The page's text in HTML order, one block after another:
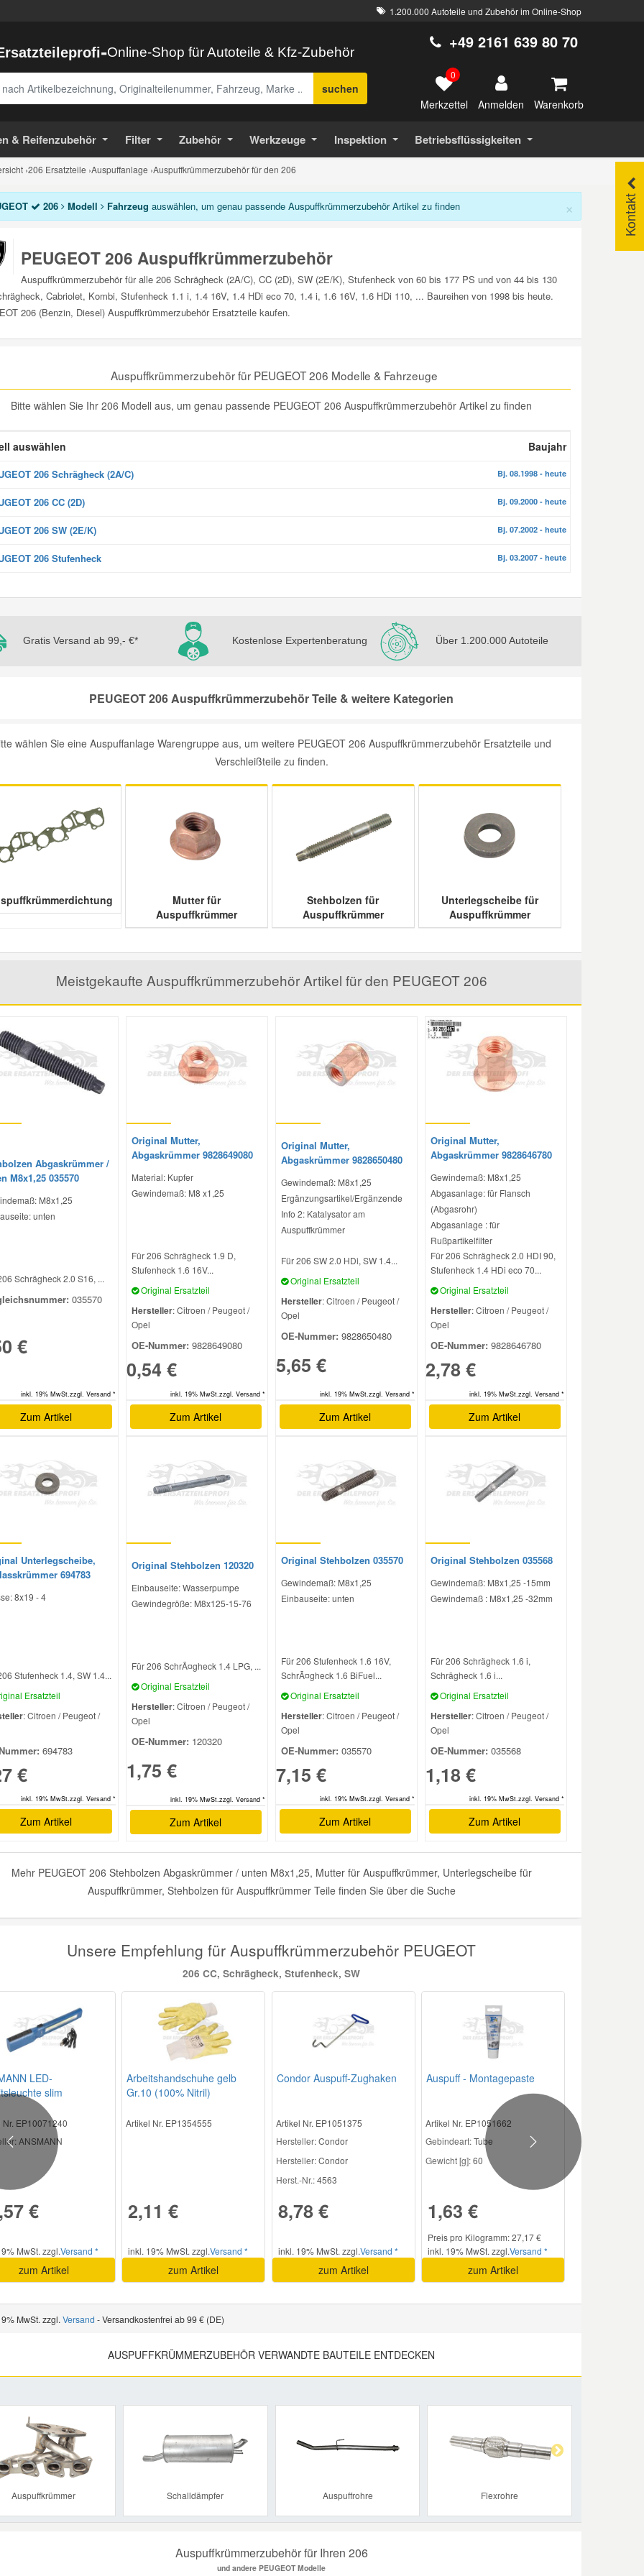
1.200.000 Autoteile und Zubehör im Online-Shop
-Online-Shop für Autoteile & Kfz-Zubehör
suchen
+49 2161 639 80 70
0
Merkzettel Anmelden Warenkorb
& Reifenzubehör Filter Zubehör Werkzeuge Inspektion Betriebsflüssigkeiten
›206 Ersatzteile ›Auspuffanlage ›Auspuffkrümmerzubehör für den 206
Kontakt
×
206 Modell Fahrzeug auswählen, um genau passende Auspuffkrümmerzubehör Artikel zu finden
PEUGEOT 206 Auspuffkrümmerzubehör
Auspuffkrümmerzubehör für alle 206 Schrägheck (2A/C), CC (2D), SW (2E/K), Stufenheck von 60 bis 177 PS und von 44 bis 130
Cabriolet, Kombi, Stufenheck 1.1 i, 1.4 16V, 1.4 HDi eco 70, 1.4 i, 1.6 16V, 1.6 HDi 110, ... Baureihen von 1998 bis heute.
206 (Benzin, Diesel) Auspuffkrümmerzubehör Ersatzteile kaufen.
Auspuffkrümmerzubehör für PEUGEOT 206 Modelle & Fahrzeuge
Bitte wählen Sie Ihr 206 Modell aus, um genau passende PEUGEOT 206 Auspuffkrümmerzubehör Artikel zu finden
auswählen Baujahr
206 Schrägheck (2A/C) Bj. 08.1998 - heute
206 CC (2D) Bj. 09.2000 - heute
206 SW (2E/K) Bj. 07.2002 - heute
206 Stufenheck Bj. 03.2007 - heute
Gratis Versand ab 99,- €* Kostenlose Expertenberatung Über 1.200.000 Autoteile
PEUGEOT 206 Auspuffkrümmerzubehör Teile & weitere Kategorien
wählen Sie eine Auspuffanlage Warengruppe aus, um weitere PEUGEOT 206 Auspuffkrümmerzubehör Ersatzteile und
Verschleißteile zu finden.
Mutter für
Auspuffkrümmer
Stehbolzen für
Auspuffkrümmer
Unterlegscheibe für
Auspuffkrümmer
Meistgekaufte Auspuffkrümmerzubehör Artikel für den PEUGEOT 206
Abgaskrümmer /
M8x1,25 035570
M8x1,25
unten
Schrägheck 2.0 S16, ...
035570
€
inkl. 19% MwSt.zzgl. Versand *
Zum Artikel
Original Mutter,
Abgaskrümmer 9828649080
Material: Kupfer
Gewindemaß: M8 x1,25
Für 206 Schrägheck 1.9 D,
Stufenheck 1.6 16V...
Original Ersatzteil
Hersteller: Citroen / Peugeot /
Opel
OE-Nummer: 9828649080
0,54 €
inkl. 19% MwSt.zzgl. Versand *
Zum Artikel
Original Mutter,
Abgaskrümmer 9828650480
Gewindemaß: M8x1,25
Ergänzungsartikel/Ergänzende
Info 2: Katalysator am
Auspuffkrümmer
Für 206 SW 2.0 HDi, SW 1.4...
Original Ersatzteil
Hersteller: Citroen / Peugeot /
Opel
OE-Nummer: 9828650480
5,65 €
inkl. 19% MwSt.zzgl. Versand *
Zum Artikel
Original Mutter,
Abgaskrümmer 9828646780
Gewindemaß: M8x1,25
Abgasanlage: für Flansch
(Abgasrohr)
Abgasanlage : für
Rußpartikelfilter
Für 206 Schrägheck 2.0 HDI 90,
Stufenheck 1.4 HDi eco 70...
Original Ersatzteil
Hersteller: Citroen / Peugeot /
Opel
OE-Nummer: 9828646780
2,78 €
inkl. 19% MwSt.zzgl. Versand *
Zum Artikel
Unterlegscheibe,
694783
8x19 - 4
Stufenheck 1.4, SW 1.4...
Ersatzteil
: Citroen / Peugeot /
694783
€
inkl. 19% MwSt.zzgl. Versand *
Zum Artikel
Original Stehbolzen 120320
Einbauseite: Wasserpumpe
Gewindegröße: M8x125-15-76
Für 206 SchrÃ¤gheck 1.4 LPG, ...
Original Ersatzteil
Hersteller: Citroen / Peugeot /
Opel
OE-Nummer: 120320
1,75 €
inkl. 19% MwSt.zzgl. Versand *
Zum Artikel
Original Stehbolzen 035570
Gewindemaß: M8x1,25
Einbauseite: unten
Für 206 Stufenheck 1.6 16V,
SchrÃ¤gheck 1.6 BiFuel...
Original Ersatzteil
Hersteller: Citroen / Peugeot /
Opel
OE-Nummer: 035570
7,15 €
inkl. 19% MwSt.zzgl. Versand *
Zum Artikel
Original Stehbolzen 035568
Gewindemaß: M8x1,25 -15mm
Gewindemaß : M8x1,25 -32mm
Für 206 Schrägheck 1.6 i,
Schrägheck 1.6 i...
Original Ersatzteil
Hersteller: Citroen / Peugeot /
Opel
OE-Nummer: 035568
1,18 €
inkl. 19% MwSt.zzgl. Versand *
Zum Artikel
Mehr PEUGEOT 206 Stehbolzen Abgaskrümmer / unten M8x1,25, Mutter für Auspuffkrümmer, Unterlegscheibe für
Auspuffkrümmer, Stehbolzen für Auspuffkrümmer Teile finden Sie über die Suche
Unsere Empfehlung für Auspuffkrümmerzubehör PEUGEOT
206 CC, Schrägheck, Stufenheck, SW
LED-
slim
Nr. EP10071240
: ANSMANN
€
MwSt. zzgl.Versand *
zum Artikel
Arbeitshandschuhe gelb
Gr.10 (100% Nitril)
Artikel Nr. EP1354555
2,11 €
inkl. 19% MwSt. zzgl.Versand *
zum Artikel
Condor Auspuff-Zughaken
Artikel Nr. EP1051375
Hersteller: Condor
Hersteller:Condor
Herst.-Nr.:4563
8,78 €
inkl. 19% MwSt. zzgl.Versand *
zum Artikel
Auspuff - Montagepaste
Artikel Nr. EP1051662
Gebindeart:Tube
Gewicht [g]:60
1,63 €
Preis pro Kilogramm: 27,17 €
inkl. 19% MwSt. zzgl.Versand *
zum Artikel
Previous Next
MwSt. zzgl. Versand - Versandkostenfrei ab 99 € (DE)
AUSPUFFKRÜMMERZUBEHÖR VERWANDTE BAUTEILE ENTDECKEN
Auspuffkrümmer Schalldämpfer Auspuffrohre Flexrohre
Previous
Auspuffkrümmerzubehör für Ihren 206
und andere PEUGEOT Modelle